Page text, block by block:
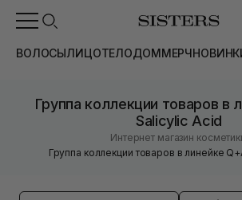
ВОЛОСЫЛИЦОТЕЛОДОММЕРЧ
Группа коллекции товаров в
Salicylic Acid
Интернет магазин
Группа коллекции товаров в линейке